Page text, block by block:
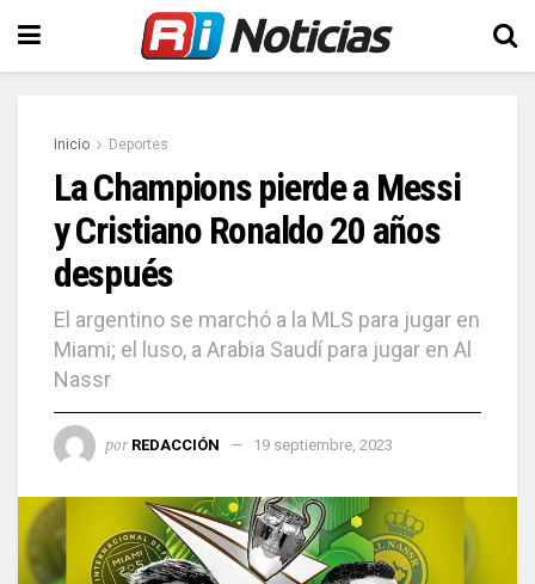
Inicio Deportes
La Champions pierde a Messi
y Cristiano Ronaldo 20 años
después
El argentino se marchó a la MLS para jugar en
Miami; el luso, a Arabia Saudí para jugar en Al
Nassr
por REDACCIÓN 19 septiembre, 2023